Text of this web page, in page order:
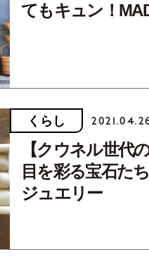
てもキュン！
くらし
【クウネル世代
目を彩る宝石た
ジュエリー